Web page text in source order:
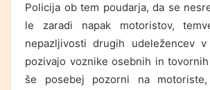
Policija ob tem poudarja, da se
le zaradi napak motoristov,
nepazljivosti drugih udeležencev
pozivajo voznike osebnih in
še posebej pozorni na